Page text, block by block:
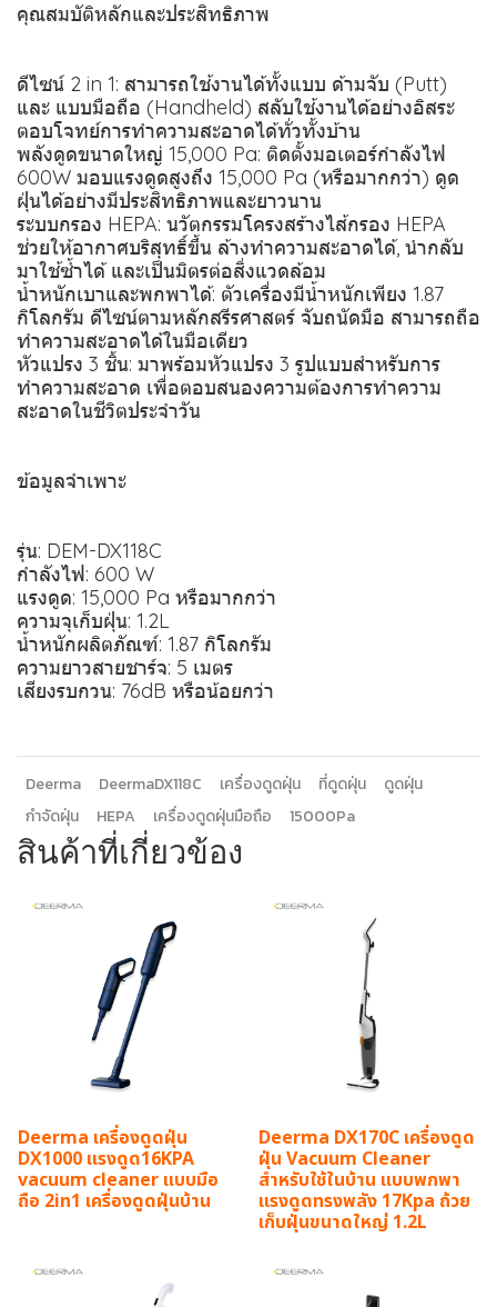
คุณสมบัติหลักและประสิทธิภาพ
ดีไซน์ 2 in 1: สามารถใช้งานได้ทั้งแบบ ด้ามจับ (Putt)
และ แบบมือถือ (Handheld) สลับใช้งานได้อย่างอิสระ
ตอบโจทย์การทำความสะอาดได้ทั่วทั้งบ้าน
พลังดูดขนาดใหญ่ 15,000 Pa: ติดตั้งมอเตอร์กำลังไฟ
600W มอบแรงดูดสูงถึง 15,000 Pa (หรือมากกว่า) ดูด
ฝุ่นได้อย่างมีประสิทธิภาพและยาวนาน
ระบบกรอง HEPA: นวัตกรรมโครงสร้างไส้กรอง HEPA
ช่วยให้อากาศบริสุทธิ์ขึ้น ล้างทำความสะอาดได้, นำกลับ
มาใช้ซ้ำได้ และเป็นมิตรต่อสิ่งแวดล้อม
น้ำหนักเบาและพกพาได้: ตัวเครื่องมีน้ำหนักเพียง 1.87
กิโลกรัม ดีไซน์ตามหลักสรีรศาสตร์ จับถนัดมือ สามารถถือ
ทำความสะอาดได้ในมือเดียว
หัวแปรง 3 ชิ้น: มาพร้อมหัวแปรง 3 รูปแบบสำหรับการ
ทำความสะอาด เพื่อตอบสนองความต้องการทำความ
สะอาดในชีวิตประจำวัน
ข้อมูลจำเพาะ
รุ่น: DEM-DX118C
กำลังไฟ: 600 W
แรงดูด: 15,000 Pa หรือมากกว่า
ความจุเก็บฝุ่น: 1.2L
น้ำหนักผลิตภัณฑ์: 1.87 กิโลกรัม
ความยาวสายชาร์จ: 5 เมตร
เสียงรบกวน: 76dB หรือน้อยกว่า
Deerma DeermaDX118C เครื่องดูดฝุ่น ที่ดูดฝุ่น
ดูดฝุ่น
กำจัดฝุ่น
HEPA เครื่องดูดฝุ่นมือถือ 15000Pa
สินค้าที่เกี่ยวข้อง
Deerma เครื่องดูดฝุ่น
DX1000 แรงดูด16KPA
vacuum cleaner แบบมือ
ถือ 2in1 เครื่องดูดฝุ่นบ้าน
Deerma DX170C เครื่องดูด
ฝุ่น Vacuum Cleaner
สำหรับใช้ในบ้าน แบบพกพา
แรงดูดทรงพลัง 17Kpa ถ้วย
เก็บฝุ่นขนาดใหญ่ 1.2L